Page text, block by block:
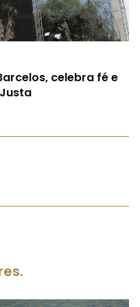
celebra fé e